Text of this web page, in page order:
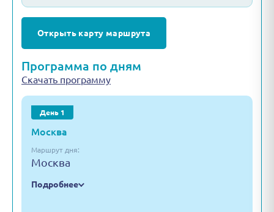
Открыть карту маршрута
Программа по дням
Скачать программу
День 1
Москва
Маршрут дня:
Москва
Подробнее